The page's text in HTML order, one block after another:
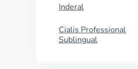
Inderal
Cialis Professional
Sublingual